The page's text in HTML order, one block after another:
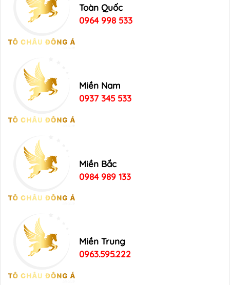
Toàn Quốc
0964 998 533
Miền Nam
0937 345 533
Miền Bắc
0984 989 133
Miền Trung
0963.595.222